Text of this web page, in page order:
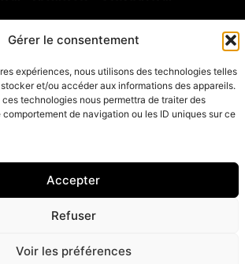
Gérer le consentement
expériences, nous utilisons des technologies telles
et/ou accéder aux informations des appareils.
technologies nous permettra de traiter des
de navigation ou les ID uniques sur ce
Accepter
Refuser
Voir les préférences
Mentions Légales